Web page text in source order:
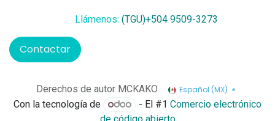
Llámenos: (TGU)+504 9509-3273
Contactar
Derechos de autor MCKAKO Español (MX)
Con la tecnología de - El #1Comercio electrónico